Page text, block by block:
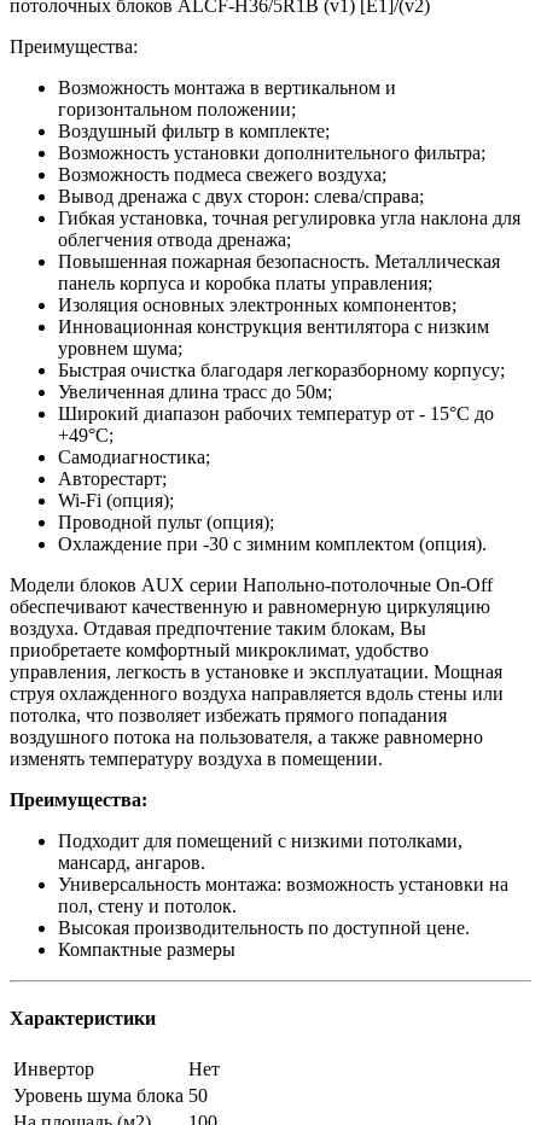
потолочных блоков ALCF-H36/5R1B (v1) [E1]/(v2)
Преимущества:
Возможность монтажа в вертикальном и
горизонтальном положении;
Воздушный фильтр в комплекте;
Возможность установки дополнительного фильтра;
Возможность подмеса свежего воздуха;
Вывод дренажа с двух сторон: слева/справа;
Гибкая установка, точная регулировка угла наклона для
облегчения отвода дренажа;
Повышенная пожарная безопасность. Металлическая
панель корпуса и коробка платы управления;
Изоляция основных электронных компонентов;
Инновационная конструкция вентилятора с низким
уровнем шума;
Быстрая очистка благодаря легкоразборному корпусу;
Увеличенная длина трасс до 50м;
Широкий диапазон рабочих температур от - 15°С до
+49°С;
Самодиагностика;
Авторестарт;
Wi-Fi (опция);
Проводной пульт (опция);
Охлаждение при -30 с зимним комплектом (опция).
Модели блоков AUX серии Напольно-потолочные On-Off
обеспечивают качественную и равномерную циркуляцию
воздуха. Отдавая предпочтение таким блокам, Вы
приобретаете комфортный микроклимат, удобство
управления, легкость в установке и эксплуатации. Мощная
струя охлажденного воздуха направляется вдоль стены или
потолка, что позволяет избежать прямого попадания
воздушного потока на пользователя, а также равномерно
изменять температуру воздуха в помещении.
Преимущества:
Подходит для помещений с низкими потолками,
мансард, ангаров.
Универсальность монтажа: возможность установки на
пол, стену и потолок.
Высокая производительность по доступной цене.
Компактные размеры
Характеристики
Инвертор
Нет
Уровень шума блока 50